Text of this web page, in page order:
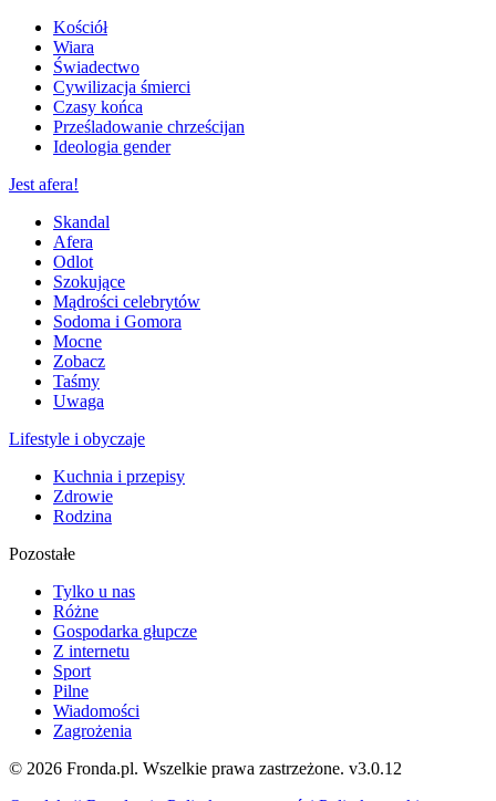
Kościół
Wiara
Świadectwo
Cywilizacja śmierci
Czasy końca
Prześladowanie chrześcijan
Ideologia gender
Jest afera!
Skandal
Afera
Odlot
Szokujące
Mądrości celebrytów
Sodoma i Gomora
Mocne
Zobacz
Taśmy
Uwaga
Lifestyle i obyczaje
Kuchnia i przepisy
Zdrowie
Rodzina
Pozostałe
Tylko u nas
Różne
Gospodarka głupcze
Z internetu
Sport
Pilne
Wiadomości
Zagrożenia
© 2026 Fronda.pl. Wszelkie prawa zastrzeżone. v3.0.12